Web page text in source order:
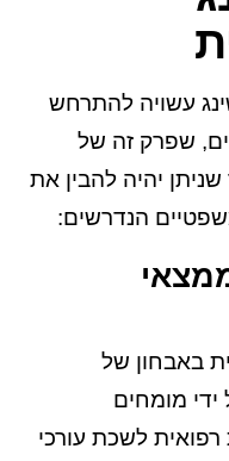
עשויה להתרחש
שפרק זה של
יהיה להבין את
הנדרשים:
באבחון של
ידי מומחים
לשכת עורכי